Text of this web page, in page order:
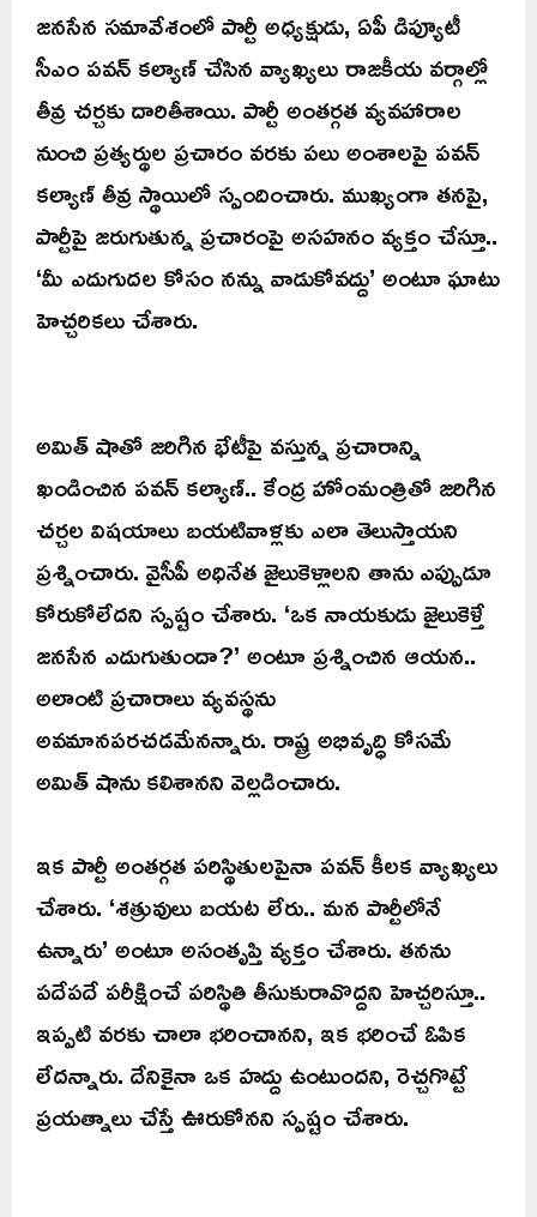
జనసేన సమావేశంలో పార్టీ అధ్యక్షుడు, ఏపీ డిప్యూటీ
సీఎం పవన్ కల్యాణ్ చేసిన వ్యాఖ్యలు రాజకీయ వర్గాల్లో
తీవ్ర చర్చకు దారితీశాయి. పార్టీ అంతర్గత వ్యవహారాల
నుంచి ప్రత్యర్థుల ప్రచారం వరకు పలు అంశాలపై పవన్
కల్యాణ్ తీవ్ర స్థాయిలో స్పందించారు. ముఖ్యంగా తనపై,
పార్టీపై జరుగుతున్న ప్రచారంపై అసహనం వ్యక్తం చేస్తూ..
‘మీ ఎదుగుదల కోసం నన్ను వాడుకోవద్దు’ అంటూ ఘాటు
హెచ్చరికలు చేశారు.
అమిత్ షాతో జరిగిన భేటీపై వస్తున్న ప్రచారాన్ని
ఖండించిన పవన్ కల్యాణ్.. కేంద్ర హోంమంత్రితో జరిగిన
చర్చల విషయాలు బయటివాళ్లకు ఎలా తెలుస్తాయని
ప్రశ్నించారు. వైసీపీ అధినేత జైలుకెళ్లాలని తాను ఎప్పుడూ
కోరుకోలేదని స్పష్టం చేశారు. ‘ఒక నాయకుడు జైలుకెళ్తే
జనసేన ఎదుగుతుందా?’ అంటూ ప్రశ్నించిన ఆయన..
అలాంటి ప్రచారాలు వ్యవస్థను
అవమానపరచడమేనన్నారు. రాష్ట్ర అభివృద్ధి కోసమే
అమిత్ షాను కలిశానని వెల్లడించారు.
ఇక పార్టీ అంతర్గత పరిస్థితులపైనా పవన్ కీలక వ్యాఖ్యలు
చేశారు. ‘శత్రువులు బయట లేరు.. మన పార్టీలోనే
ఉన్నారు’ అంటూ అసంతృప్తి వ్యక్తం చేశారు. తనను
పదేపదే పరీక్షించే పరిస్థితి తీసుకురావొద్దని హెచ్చరిస్తూ..
ఇప్పటి వరకు చాలా భరించానని, ఇక భరించే ఓపిక
లేదన్నారు. దేనికైనా ఒక హద్దు ఉంటుందని, రెచ్చగొట్టే
ప్రయత్నాలు చేస్తే ఊరుకోనని స్పష్టం చేశారు.